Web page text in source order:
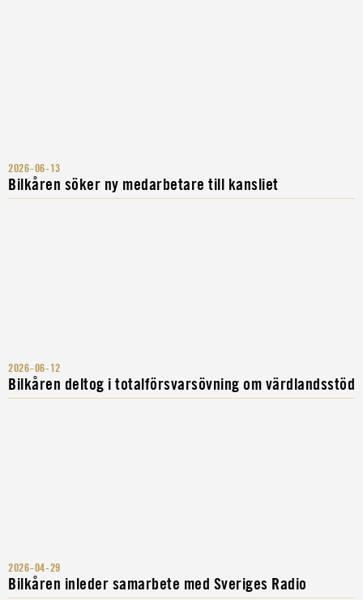
2026-06-13
Bilkåren söker ny medarbetare till kansliet
2026-06-12
Bilkåren deltog i totalförsvarsövning om värdlandsstöd
2026-04-29
Bilkåren inleder samarbete med Sveriges Radio